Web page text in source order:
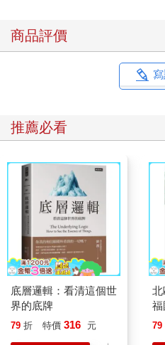
商品評價
推薦必看
底層邏輯：看清這個世
界的底牌
79 折 特價 316 元
北
福
79